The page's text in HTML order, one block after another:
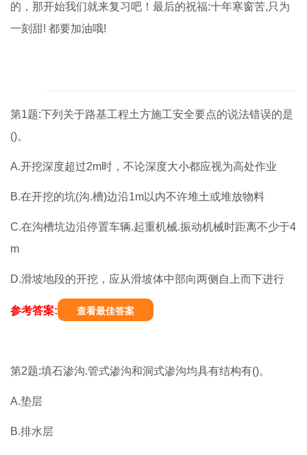
的，那开始我们就来复习吧！最后的祝福:十年寒窗苦,只为
一刻甜! 都要加油哦!
第1题:下列关于路基工程土方施工安全要点的说法错误的是
()。
A.开挖深度超过2m时，不论深度大小都应视为高处作业
B.在开挖的坑(沟.槽)边沿1m以内不许堆土或堆放物料
C.在沟槽坑边沿停置车辆.起重机械.振动机械时距离不少于4
m
D.滑坡地段的开挖，应从滑坡体中部向两侧自上而下进行
参考答案: 查看最佳答案
第2题:填石渗沟.管式渗沟和洞式渗沟均具有结构有()。
A.垫层
B.排水层